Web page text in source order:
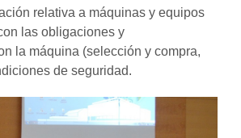
relativa a máquinas y equipos
las obligaciones y
la máquina (selección y compra,
de seguridad.